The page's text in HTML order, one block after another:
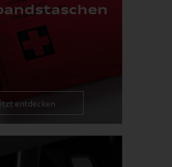
entdecken